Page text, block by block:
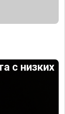
с низких